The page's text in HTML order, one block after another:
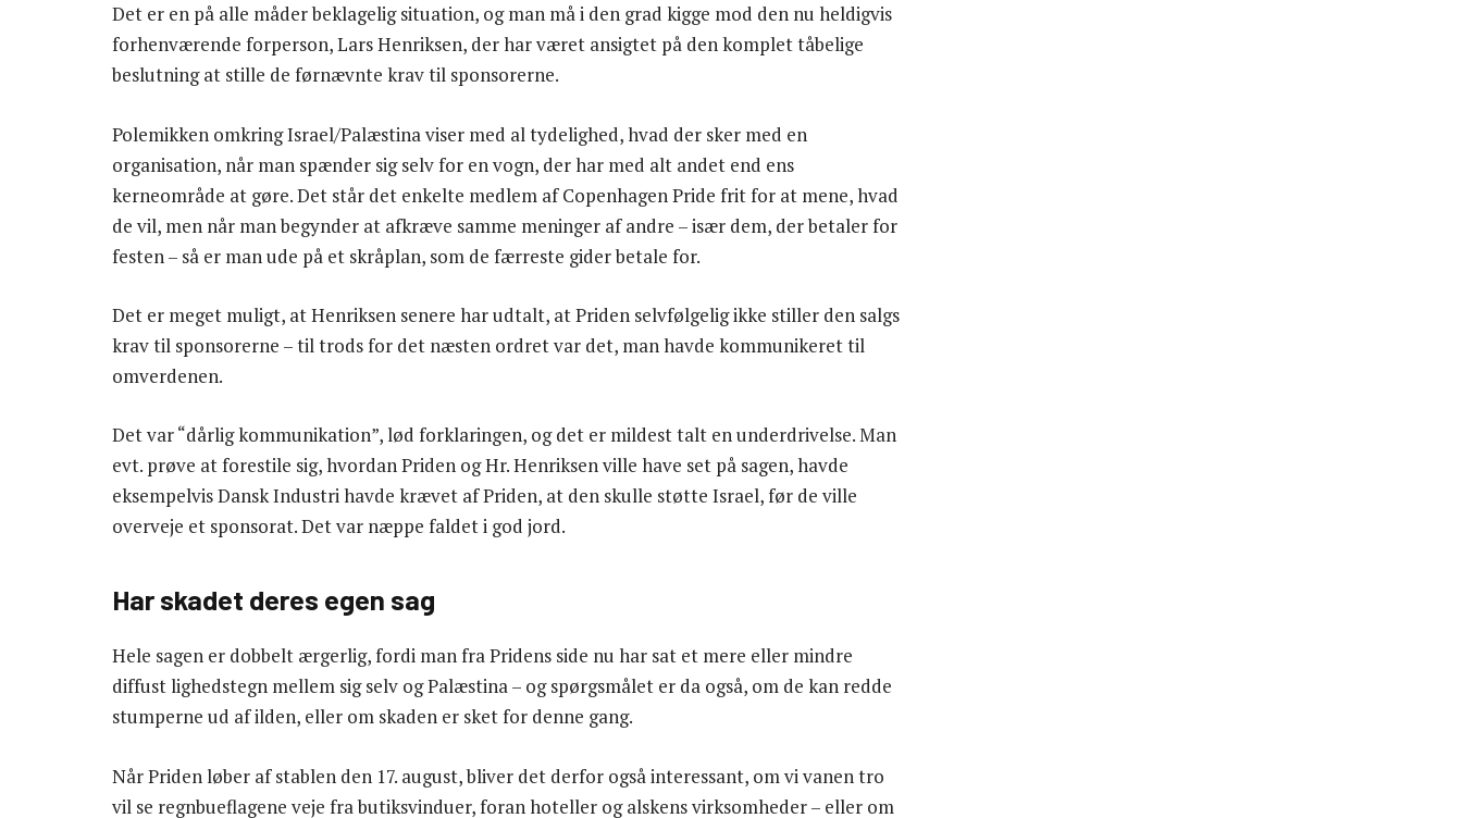
Det er en på alle måder beklagelig situation, og man må i den grad kigge mod den nu heldigvis
forhenværende forperson, Lars Henriksen, der har været ansigtet på den komplet tåbelige
beslutning at stille de førnævnte krav til sponsorerne.
Polemikken omkring Israel/Palæstina viser med al tydelighed, hvad der sker med en
organisation, når man spænder sig selv for en vogn, der har med alt andet end ens
kerneområde at gøre. Det står det enkelte medlem af Copenhagen Pride frit for at mene, hvad
de vil, men når man begynder at afkræve samme meninger af andre – især dem, der betaler for
festen – så er man ude på et skråplan, som de færreste gider betale for.
Det er meget muligt, at Henriksen senere har udtalt, at Priden selvfølgelig ikke stiller den salgs
krav til sponsorerne – til trods for det næsten ordret var det, man havde kommunikeret til
omverdenen.
Det var “dårlig kommunikation”, lød forklaringen, og det er mildest talt en underdrivelse. Man
evt. prøve at forestile sig, hvordan Priden og Hr. Henriksen ville have set på sagen, havde
eksempelvis Dansk Industri havde krævet af Priden, at den skulle støtte Israel, før de ville
overveje et sponsorat. Det var næppe faldet i god jord.
Har skadet deres egen sag
Hele sagen er dobbelt ærgerlig, fordi man fra Pridens side nu har sat et mere eller mindre
diffust lighedstegn mellem sig selv og Palæstina – og spørgsmålet er da også, om de kan redde
stumperne ud af ilden, eller om skaden er sket for denne gang.
Når Priden løber af stablen den 17. august, bliver det derfor også interessant, om vi vanen tro
vil se regnbueflagene veje fra butiksvinduer, foran hoteller og alskens virksomheder – eller om